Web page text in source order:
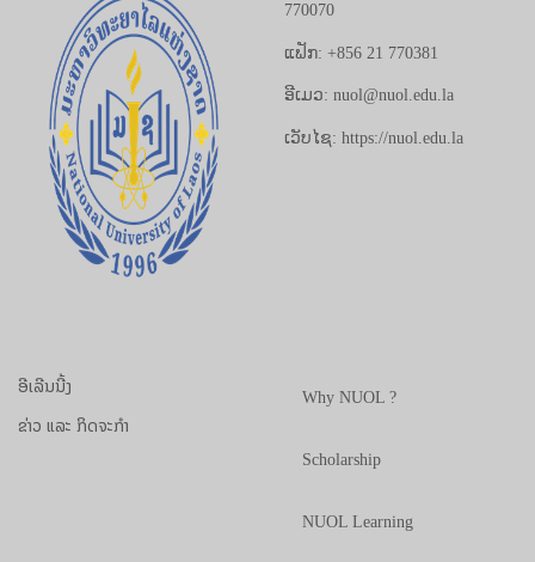
770070
ແຟັກ: +856 21 770381
ອີເມວ: nuol@nuol.edu.la
ເວັບໄຊ: https://nuol.edu.la
ອີເລີນນີ້ງ
ຂ່າວ ແລະ ກິດຈະກຳ
Why NUOL ?
Scholarship
NUOL Learning